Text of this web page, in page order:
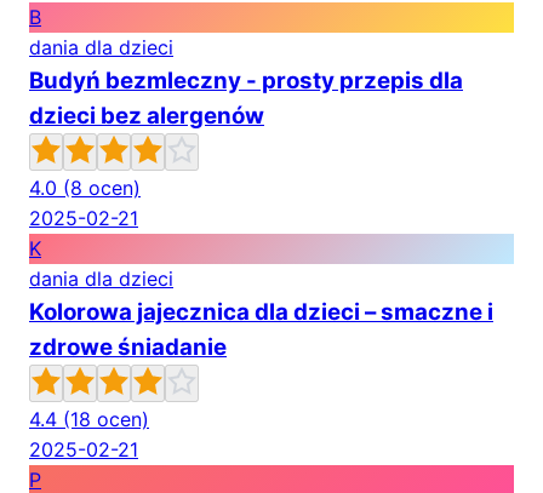
B
dania dla dzieci
Budyń bezmleczny - prosty przepis dla
dzieci bez alergenów
4.0 (8 ocen)
2025-02-21
K
dania dla dzieci
Kolorowa jajecznica dla dzieci – smaczne i
zdrowe śniadanie
4.4 (18 ocen)
2025-02-21
P